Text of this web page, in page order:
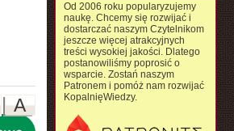
A
Od 2006 roku popularyzujemy
naukę. Chcemy się rozwijać i
dostarczać naszym Czytelnikom
jeszcze więcej atrakcyjnych
treści wysokiej jakości. Dlatego
postanowiliśmy poprosić o
wsparcie. Zostań naszym
Patronem i pomóż nam rozwijać
KopalnięWiedzy.